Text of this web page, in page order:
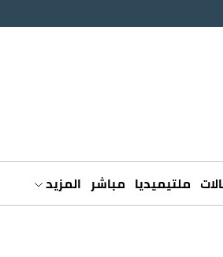
ملتيميديا مباشر المزيد